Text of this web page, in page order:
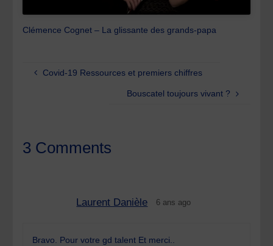
Clémence Cognet – La glissante des grands-papa
Covid-19 Ressources et premiers chiffres
Bouscatel toujours vivant ?
3 Comments
Laurent Danièle 6 ans ago
Bravo. Pour votre gd talent Et merci..